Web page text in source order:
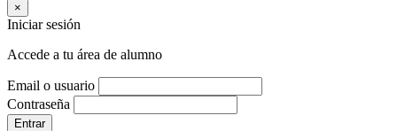
×
Iniciar sesión
Accede a tu área de alumno
Email o usuario
Contraseña
Entrar